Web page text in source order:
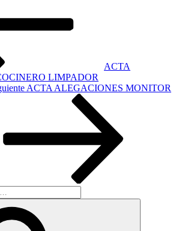
ACTA
LIMPADOR
ACTA ALEGACIONES MONITOR